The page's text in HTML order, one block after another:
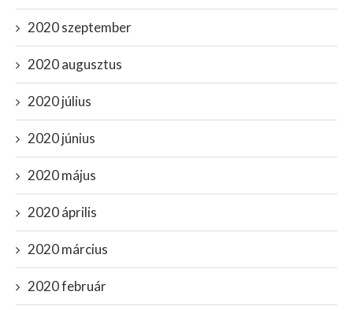
2020 szeptember
2020 augusztus
2020 július
2020 június
2020 május
2020 április
2020 március
2020 február